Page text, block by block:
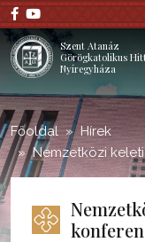
;
Szent Atanáz
Görögkatolikus
Nyíregyháza
Főoldal
Hírek
Nemzetközi